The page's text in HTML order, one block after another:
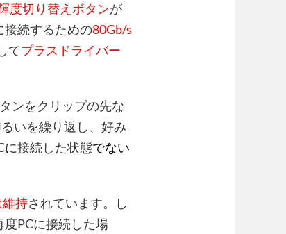
度切り替えボタンが
接続するための80Gb/s
てプラスドライバー
ンをクリップの先な
いを繰り返し、好み
に接続した状態でない
維持されています。し
PCに接続した場